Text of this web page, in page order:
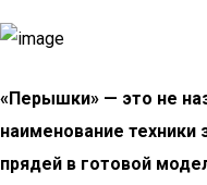
«Перышки» — это не
наименование
прядей в готовой